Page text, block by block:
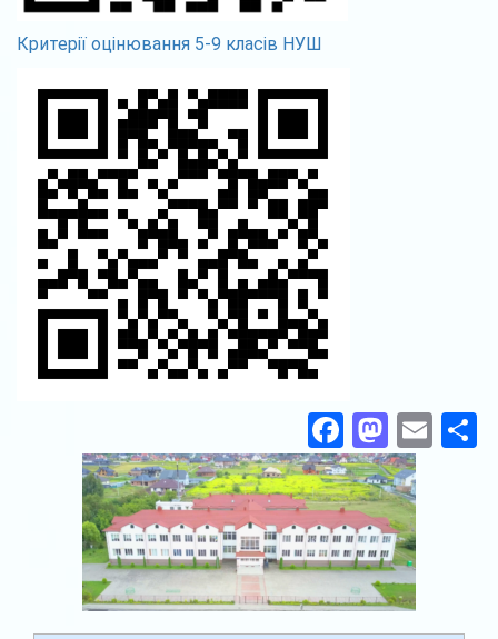
Критерії оцінювання 5-9 класів НУШ
Facebook